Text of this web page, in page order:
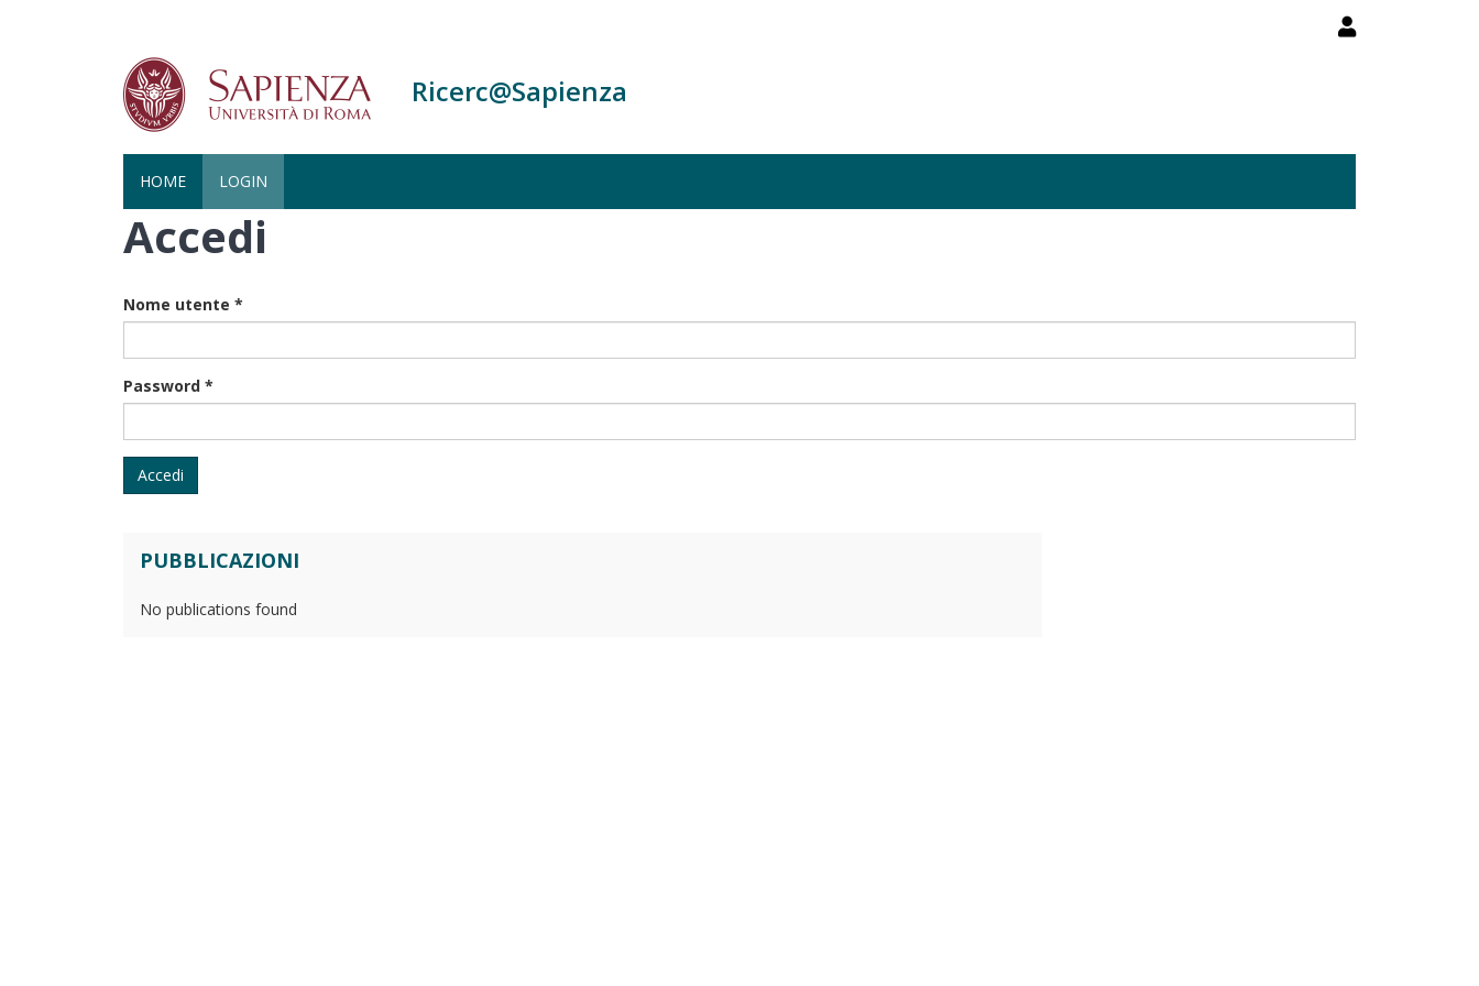
Ricerc@Sapienza
HOME LOGIN
Accedi
Nome utente *
Password *
Accedi
PUBBLICAZIONI
No publications found